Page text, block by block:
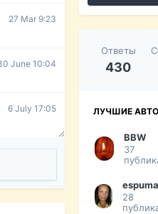
27 Mar 9:23
June 10:04
6 July 17:05
Ответы
430
ЛУЧШИЕ
BBW
37
28